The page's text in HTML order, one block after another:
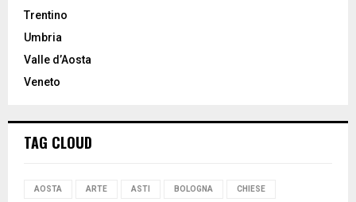
Trentino
Umbria
Valle d’Aosta
Veneto
TAG CLOUD
AOSTA ARTE ASTI BOLOGNA CHIESE